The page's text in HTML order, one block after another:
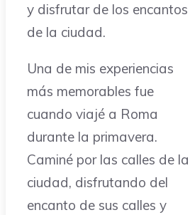
y disfrutar de los encantos
de la ciudad.
Una de mis experiencias
más memorables fue
cuando viajé a Roma
durante la primavera.
Caminé por las calles de la
ciudad, disfrutando del
encanto de sus calles y